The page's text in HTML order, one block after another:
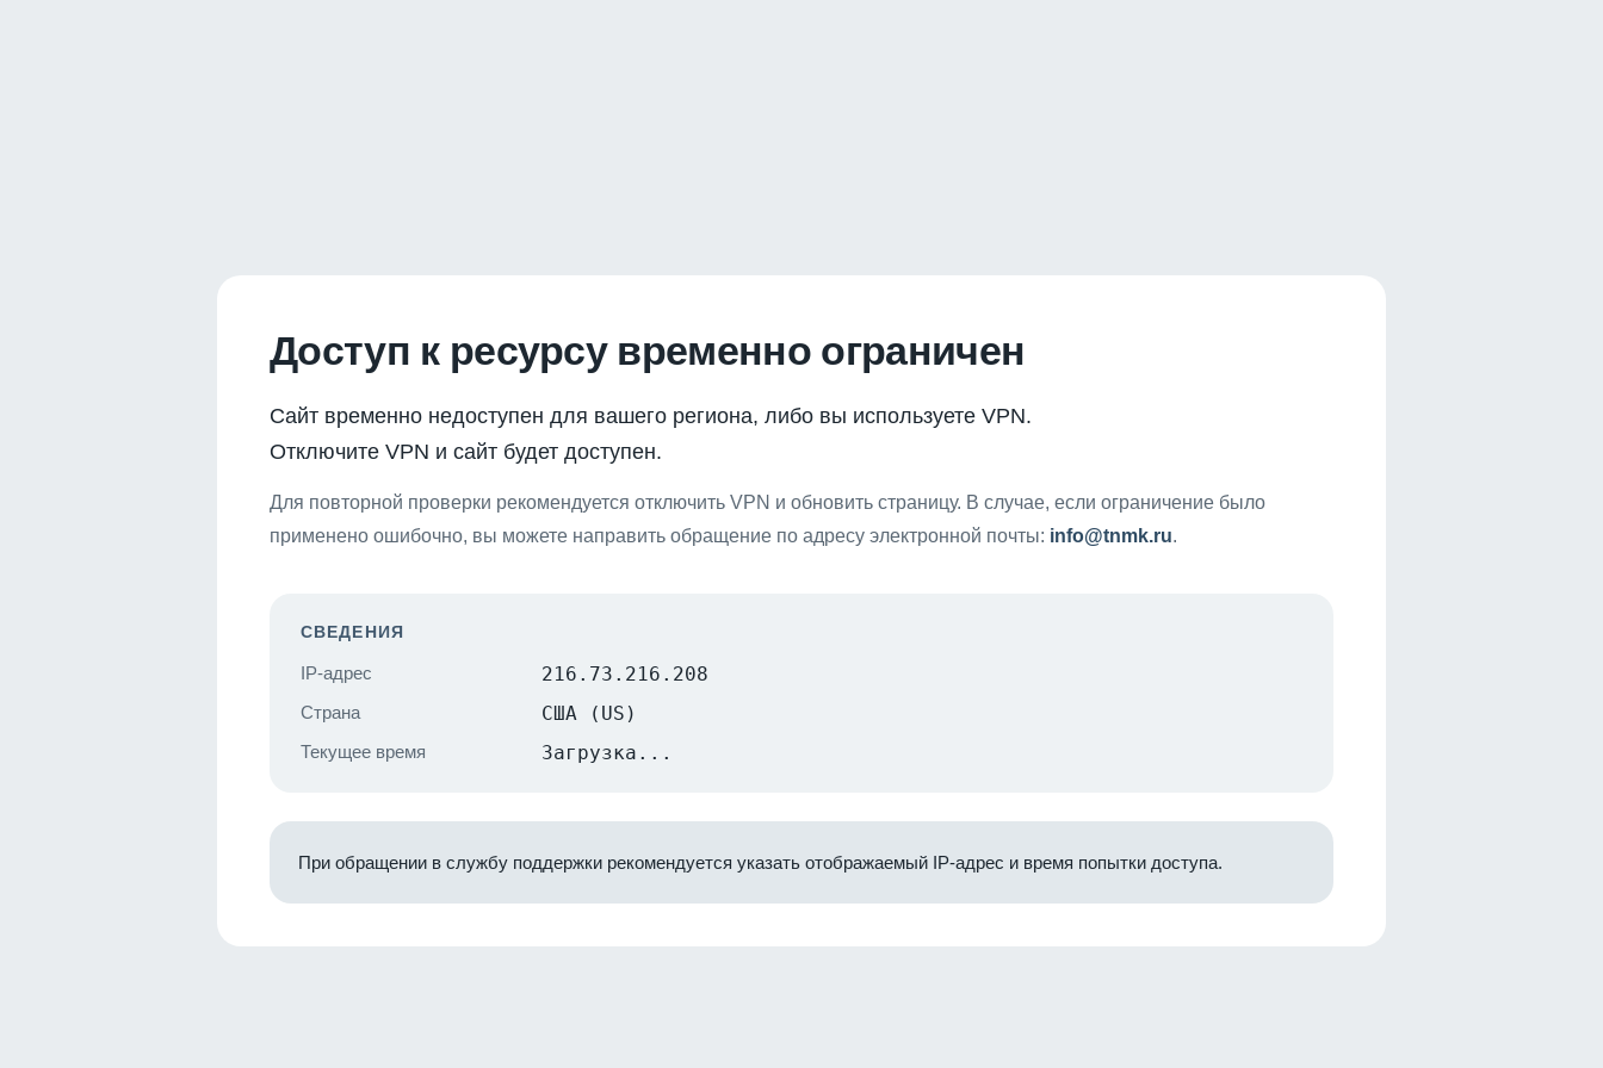
Доступ к ресурсу временно ограничен
Сайт временно недоступен для вашего региона, либо вы используете VPN.
Отключите VPN и сайт будет доступен.
Для повторной проверки рекомендуется отключить VPN и обновить страницу. В случае, если ограничение было
применено ошибочно, вы можете направить обращение по адресу электронной почты: info@tnmk.ru.
СВЕДЕНИЯ
IP-адрес 216.73.216.208
Страна США (US)
Текущее время Загрузка...
При обращении в службу поддержки рекомендуется указать отображаемый IP-адрес и время попытки доступа.